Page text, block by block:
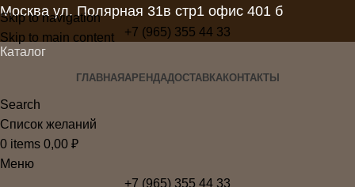
Skip to navigation
Skip to main content
Москва ул. Полярная 31в стр1 офис 401 б
+7 (965) 355 44 33
Каталог
ГЛАВНАЯАРЕНДАДОСТАВКАКОНТАКТЫ
Search
Список желаний
0 items 0,00 ₽
Меню
+7 (965) 355 44 33